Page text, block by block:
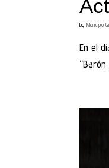
byMunicipio
En el